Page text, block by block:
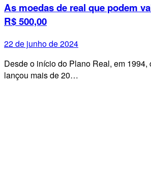
As moedas de real que podem
R$ 500,00
22 de junho de 2024
Desde o início do Plano Real, em 1994,
lançou mais de 20…